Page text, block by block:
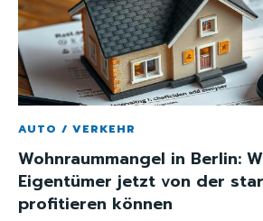
AUTO / VERKEHR
Wohnraummangel in Berlin:
Eigentümer jetzt von der
profitieren können